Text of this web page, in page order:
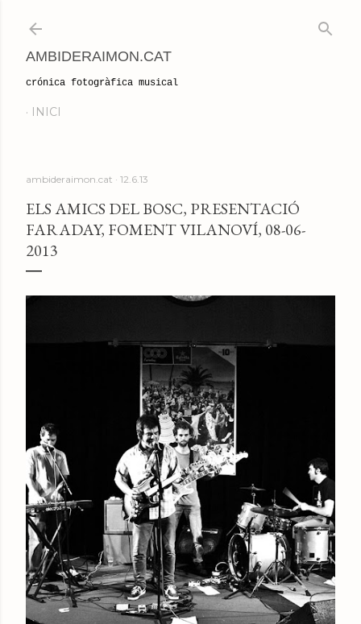
AMBIDERAIMON.CAT
crónica fotogràfica musical
INICI
ambideraimon.cat 12.6.13
ELS AMICS DEL BOSC, PRESENTACIÓ
FARADAY, FOMENT VILANOVÍ, 08-06-
2013